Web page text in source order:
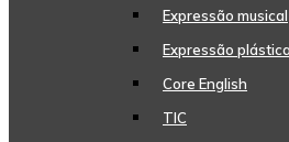
Expressão musical
Expressão plástica
Core English
TIC